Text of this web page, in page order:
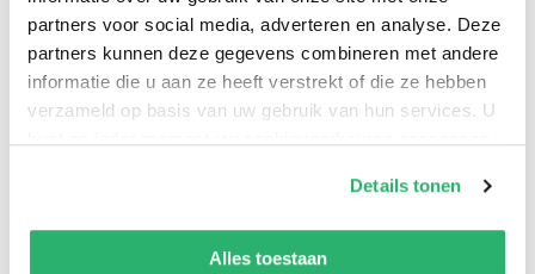
partners voor social media, adverteren en analyse. Deze
partners kunnen deze gegevens combineren met andere
informatie die u aan ze heeft verstrekt of die ze hebben
verzameld op basis van uw gebruik van hun services. U
kunnen ontvangen en verwerken.
Details tonen
Alles toestaan
Bretton Woods institutions (BWIs), the International
Monetary Fund and the World Bank Group. China's
interventions have resulted in BWs reforms and the